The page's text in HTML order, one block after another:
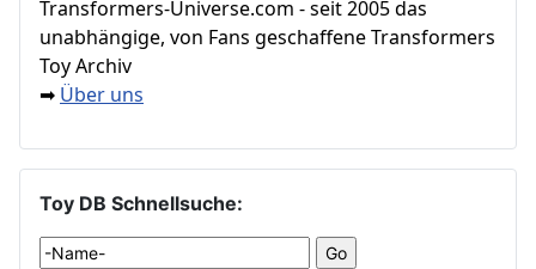
Transformers‑Universe.com - seit 2005 das
unabhängige, von Fans geschaffene Transformers
Toy Archiv
➡ Über uns
Toy DB Schnellsuche: